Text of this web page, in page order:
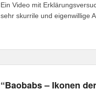
Ein Video mit
sehr skurrile und eigenwillige
“Baobabs – Ikonen